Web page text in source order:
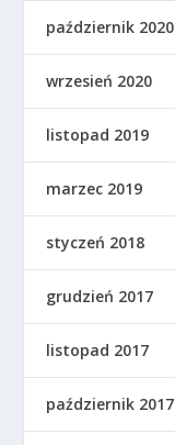
październik 2020
wrzesień 2020
listopad 2019
marzec 2019
styczeń 2018
grudzień 2017
listopad 2017
październik 2017